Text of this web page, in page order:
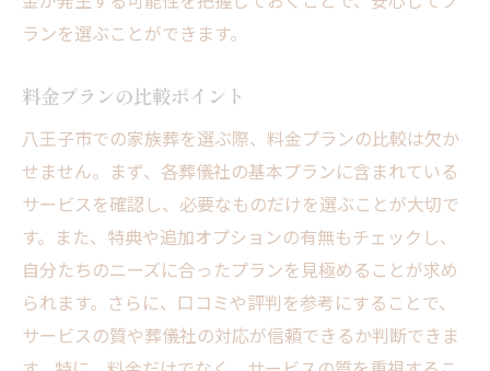
ランを選ぶことができます。
料金プランの比較ポイント
八王子市での家族葬を選ぶ際、料金プランの比較は欠か
せません。まず、各葬儀社の基本プランに含まれている
サービスを確認し、必要なものだけを選ぶことが大切で
す。また、特典や追加オプションの有無もチェックし、
自分たちのニーズに合ったプランを見極めることが求め
られます。さらに、口コミや評判を参考にすることで、
サービスの質や葬儀社の対応が信頼できるか判断できま